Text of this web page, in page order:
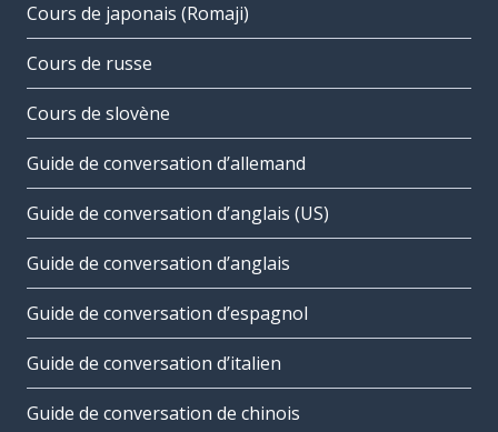
Cours de japonais (Romaji)
Cours de russe
Cours de slovène
Guide de conversation d’allemand
Guide de conversation d’anglais (US)
Guide de conversation d’anglais
Guide de conversation d’espagnol
Guide de conversation d’italien
Guide de conversation de chinois